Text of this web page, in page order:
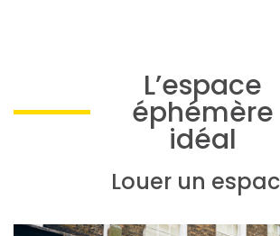
L’espace
éphémère
idéal
Louer un